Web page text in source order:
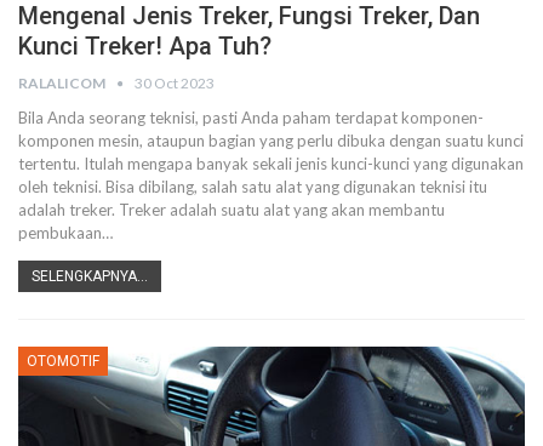
Mengenal Jenis Treker, Fungsi Treker, Dan
Kunci Treker! Apa Tuh?
RALALICOM 30 Oct 2023
Bila Anda seorang teknisi, pasti Anda paham terdapat komponen-
komponen mesin, ataupun bagian yang perlu dibuka dengan suatu kunci
tertentu. Itulah mengapa banyak sekali jenis kunci-kunci yang digunakan
oleh teknisi. Bisa dibilang, salah satu alat yang digunakan teknisi itu
adalah treker. Treker adalah suatu alat yang akan membantu
pembukaan…
SELENGKAPNYA...
OTOMOTIF